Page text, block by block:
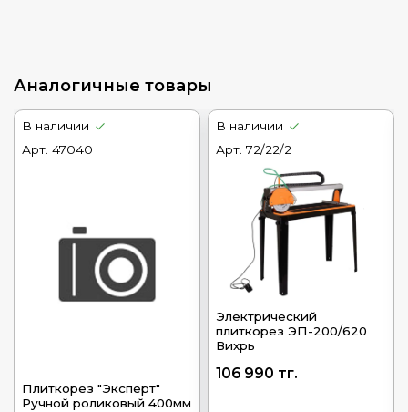
Аналогичные товары
В наличии
Арт. 47040
Плиткорез "Эксперт"
Ручной роликовый 400мм
В наличии
Арт. 72/22/2
Электрический
плиткорез ЭП-200/620
Вихрь
106 990 тг.